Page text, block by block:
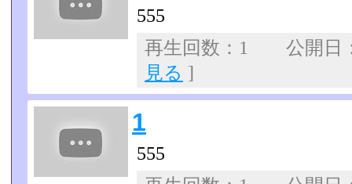
555
再生回数：1 公開
見る ]
1
555